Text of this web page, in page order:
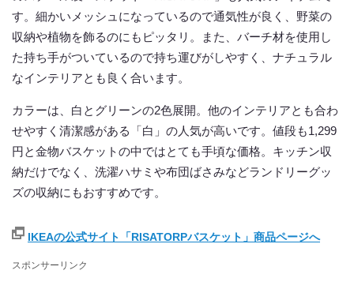
す。細かいメッシュになっているので通気性が良く、野菜の
収納や植物を飾るのにもピッタリ。また、バーチ材を使用し
た持ち手がついているので持ち運びがしやすく、ナチュラル
なインテリアとも良く合います。
カラーは、白とグリーンの2色展開。他のインテリアとも合わ
せやすく清潔感がある「白」の人気が高いです。値段も1,299
円と金物バスケットの中ではとても手頃な価格。キッチン収
納だけでなく、洗濯ハサミや布団ばさみなどランドリーグッ
ズの収納にもおすすめです。
IKEAの公式サイト「RISATORPバスケット」商品ページへ
スポンサーリンク